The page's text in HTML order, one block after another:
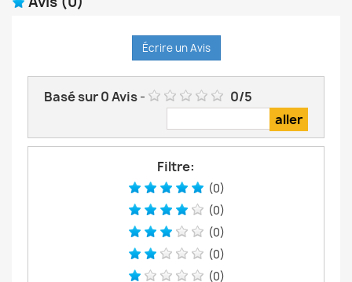
Écrire un Avis
Basé sur0Avis- 0/5
Filtre:
(0)
(0)
(0)
(0)
(0)